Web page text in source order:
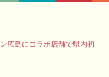
広島にコラボ店舗で県内初